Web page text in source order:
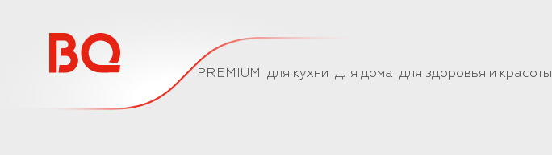
PREMIUM для кухни для дома для здоровья и красоты